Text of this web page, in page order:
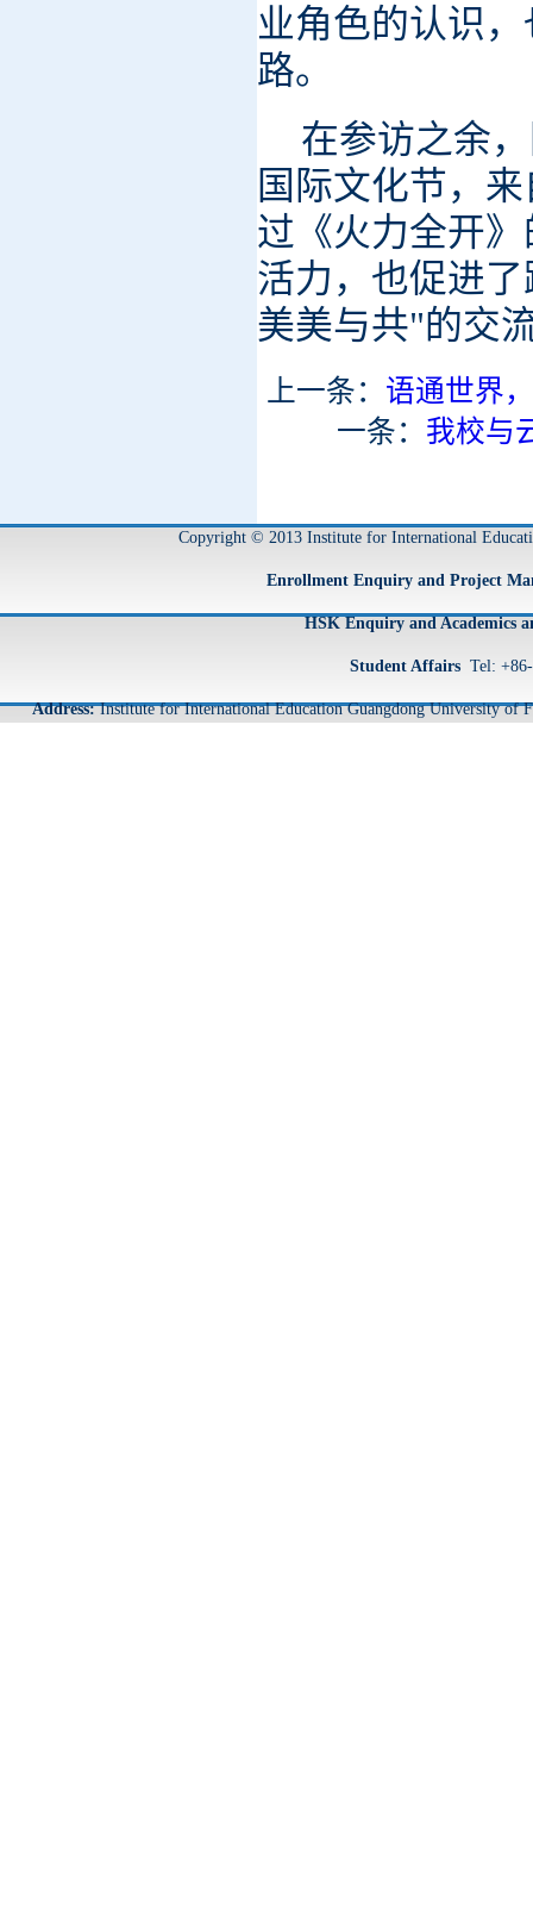
业角色的认识
路。
在参访之余
国际文化节，
过《火力全开
活力，也促进
美美与共"的交
上一条： 语通世界
一条： 我校与
Copyright © 2013 Institute for International
Enrollment Enquiry and Project
HSK Enquiry and Academics
Student Affairs Tel:
Address:Institute for International Education Guangdong University of